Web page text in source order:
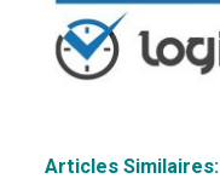
Articles Similaires: